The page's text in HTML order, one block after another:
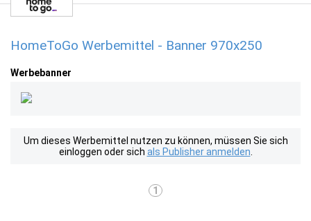
HomeToGo Werbemittel - Banner 970x250
Werbebanner
Um dieses Werbemittel nutzen zu können, müssen Sie sich
einloggen oder sich als Publisher anmelden
1